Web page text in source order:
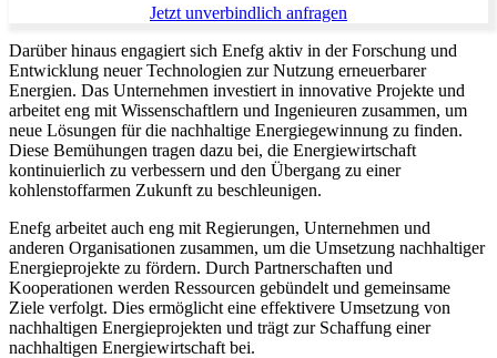
Jetzt unverbindlich anfragen
Darüber hinaus engagiert sich Enefg aktiv in der Forschung und
Entwicklung neuer Technologien zur Nutzung erneuerbarer
Energien. Das Unternehmen investiert in innovative Projekte und
arbeitet eng mit Wissenschaftlern und Ingenieuren zusammen, um
neue Lösungen für die nachhaltige Energiegewinnung zu finden.
Diese Bemühungen tragen dazu bei, die Energiewirtschaft
kontinuierlich zu verbessern und den Übergang zu einer
kohlenstoffarmen Zukunft zu beschleunigen.
Enefg arbeitet auch eng mit Regierungen, Unternehmen und
anderen Organisationen zusammen, um die Umsetzung nachhaltiger
Energieprojekte zu fördern. Durch Partnerschaften und
Kooperationen werden Ressourcen gebündelt und gemeinsame
Ziele verfolgt. Dies ermöglicht eine effektivere Umsetzung von
nachhaltigen Energieprojekten und trägt zur Schaffung einer
nachhaltigen Energiewirtschaft bei.